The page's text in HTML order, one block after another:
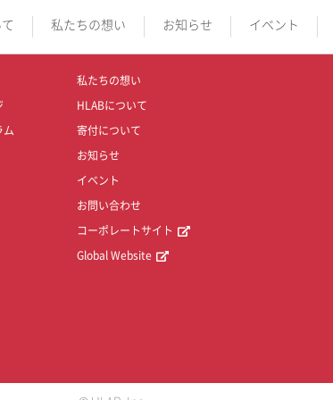
私たちの想い お知らせ イベント
ム
私たちの想い
HLABについて
寄付について
お知らせ
イベント
お問い合わせ
コーポレートサイト
Global Website